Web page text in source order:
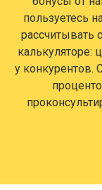
пользуетесь
рассчитывать
калькуляторе:
у конкурентов.